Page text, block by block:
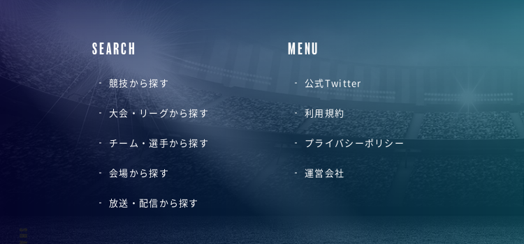
SEARCH
競技から探す
大会・リーグから探す
チーム・選手から探す
会場から探す
放送・配信から探す
MENU
公式Twitter
利用規約
プライバシーポリシー
運営会社